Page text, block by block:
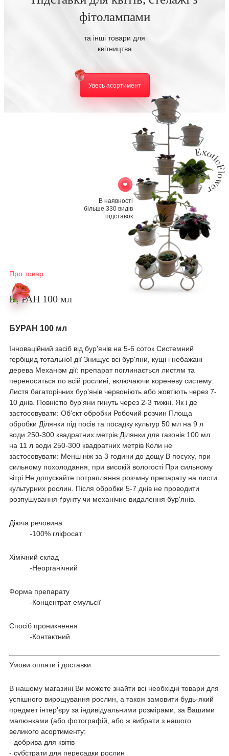
фітолампами
та інші товари для
квітництва
Увесь асортимент
В наявності
більше 330 видів
підставок
Про товар
БУРАН 100 мл
БУРАН 100 мл
Інноваційний засіб від бур'янів на 5-6 соток Системний
гербіцид тотальної дії Знищує всі бур'яни, кущі і небажані
дерева Механізм дії: препарат поглинається листям та
переноситься по всій рослині, включаючи кореневу систему.
Листя багаторічних бур'янів червоніють або жовтіють через 7-
10 днів. Повністю бур'яни гинуть через 2-3 тижні. Як і де
застосовувати: Об'єкт обробки Робочий розчин Площа
обробки Ділянки під посів та посадку культур 50 мл на 9 л
води 250-300 квадратних метрів Ділянки для газонів 100 мл
на 11 л води 250-300 квадратних метрів Коли не
застосовувати: Менш ніж за 3 години до дощу В посуху, при
сильному похолодання, при високій вологості При сильному
вітрі Не допускайте потрапляння розчину препарату на листи
культурних рослин. Після обробки 5-7 днів не проводити
розпушування ґрунту чи механічне видалення бур'янів.
Діюча речовина
-100% гліфосат
Хімічний склад
-Неорганічний
Форма препарату
-Концентрат емульсії
Спосіб проникнення
-Контактний
Умови оплати і доставки
В нашому магазині Ви можете знайти всі необхідні товари для
успішного вирощування рослин, а також замовити будь-який
предмет інтер'єру за індивідуальними розмірами, за Вашими
малюнками (або фотографій, або ж вибрати з нашого
великого асортименту:
- добрива для квітів
- субстрати для пересадки рослин